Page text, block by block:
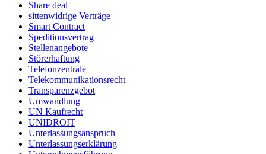
Share deal
sittenwidrige Verträge
Smart Contract
Speditionsvertrag
Stellenangebote
Störerhaftung
Telefonzentrale
Telekommunikationsrecht
Transparenzgebot
Umwandlung
UN Kaufrecht
UNIDROIT
Unterlassungsanspruch
Unterlassungserklärung